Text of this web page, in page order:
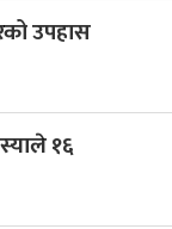
उपहास
१६